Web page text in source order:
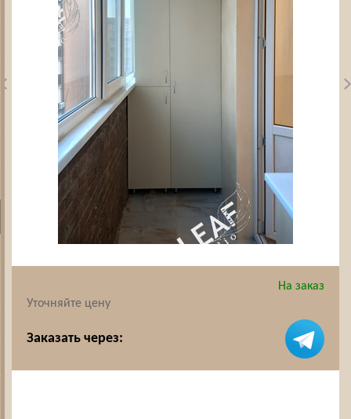
На заказ
Уточняйте цену
Заказать через: